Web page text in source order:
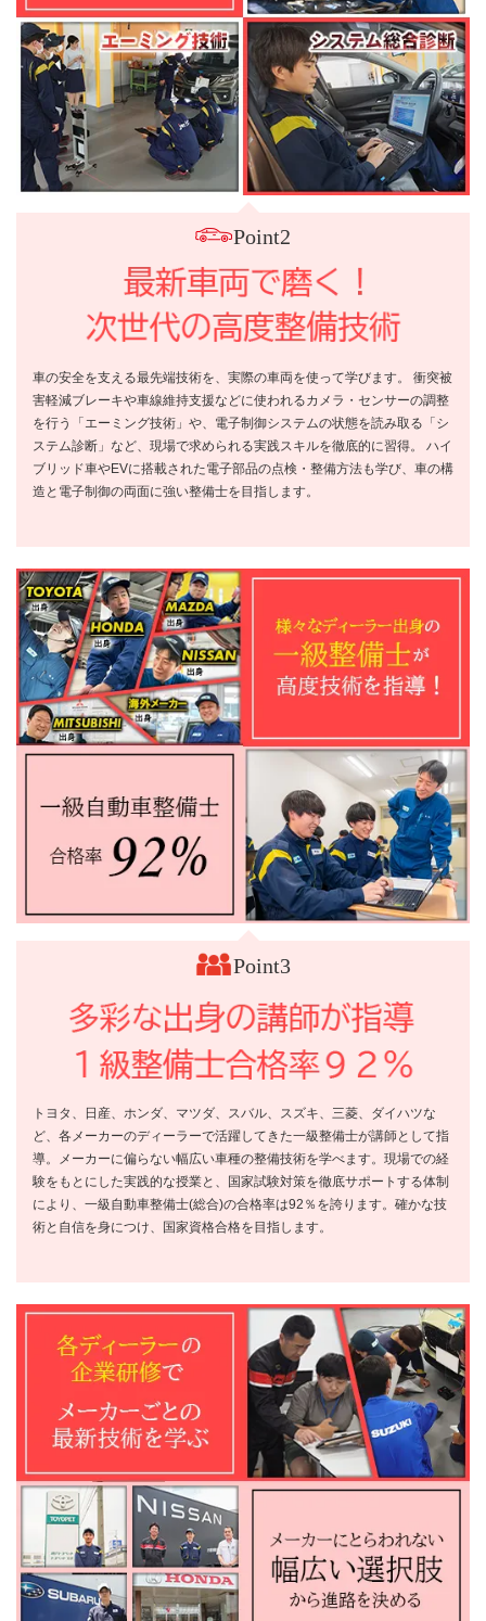
Point2
車の安全を支える最先端技術を、実際の車両を使って学びます。 衝突被
害軽減ブレーキや車線維持支援などに使われるカメラ・センサーの調整
を行う「エーミング技術」や、電子制御システムの状態を読み取る「シ
ステム診断」など、現場で求められる実践スキルを徹底的に習得。 ハイ
ブリッド車やEVに搭載された電子部品の点検・整備方法も学び、車の構
造と電子制御の両面に強い整備士を目指します。
Point3
トヨタ、日産、ホンダ、マツダ、スバル、スズキ、三菱、ダイハツな
ど、各メーカーのディーラーで活躍してきた一級整備士が講師として指
導。メーカーに偏らない幅広い車種の整備技術を学べます。現場での経
験をもとにした実践的な授業と、国家試験対策を徹底サポートする体制
により、一級自動車整備士(総合)の合格率は92％を誇ります。確かな技
術と自信を身につけ、国家資格合格を目指します。